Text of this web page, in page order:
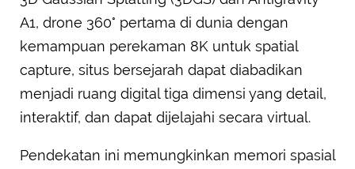
A1, drone 360° pertama di dunia dengan
kemampuan perekaman 8K untuk spatial
capture, situs bersejarah dapat diabadikan
menjadi ruang digital tiga dimensi yang detail,
interaktif, dan dapat dijelajahi secara virtual.
Pendekatan ini memungkinkan memori spasial